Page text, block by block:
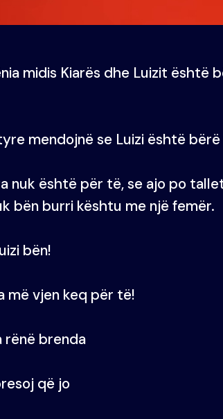
midis Kiarës dhe Luizit
mendojnë se Luizi është bërë
nuk është për të, se ajo po
bën burri kështu me një femër.
bën!
më vjen keq për të!
rënë brenda
që jo